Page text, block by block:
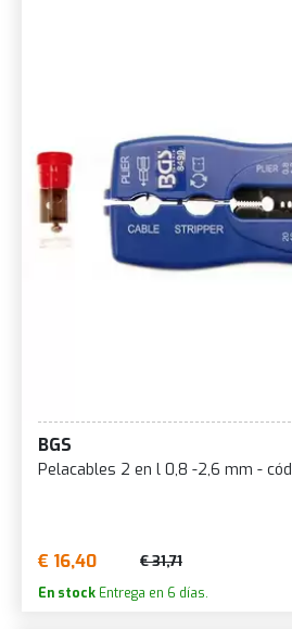
BGS
Pelacables 2 en l 0,8 -2,6 mm -
€ 16,40 € 31,71
En stock Entrega en 6 días.